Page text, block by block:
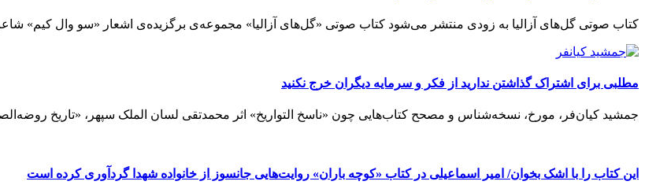
کتاب صوتی گل‌های آزالیا به زودی منتشر می‌شود کتاب صوتی «گل‌های آزالیا» مجموعه‌ی برگزیده‌ی اشعار «سو وال کیم»
مطلبی برای اشتراک گذاشتن ندارید از فکر و سرمایه دیگران خرج نکنید
جمشید کیان‌فر، مورخ، نسخه‌شناس و مصحح کتاب‌هایی چون «ناسخ التواریخ» اثر محمدتقی لسان الملک سپهر، «تاریخ
این کتاب را با اشک بخوان/ امیر اسماعیلی در کتاب «کوچه باران» روایت‌هایی جانسوز از خانواده شهدا گردآوری کرده است